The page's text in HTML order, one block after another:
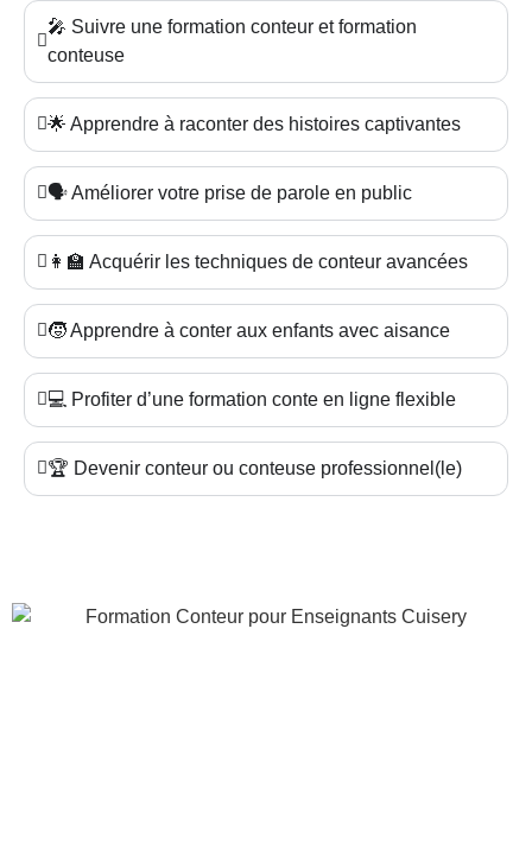
🎤 Suivre une formation conteur et formation
conteuse
🌟 Apprendre à raconter des histoires captivantes
🗣️ Améliorer votre prise de parole en public
👩‍🏫 Acquérir les techniques de conteur avancées
🧒 Apprendre à conter aux enfants avec aisance
💻 Profiter d’une formation conte en ligne flexible
🏆 Devenir conteur ou conteuse professionnel(le)